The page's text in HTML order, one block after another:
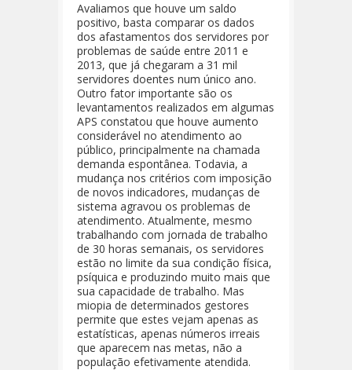
Avaliamos que houve um saldo
positivo, basta comparar os dados
dos afastamentos dos servidores por
problemas de saúde entre 2011 e
2013, que já chegaram a 31 mil
servidores doentes num único ano.
Outro fator importante são os
levantamentos realizados em algumas
APS constatou que houve aumento
considerável no atendimento ao
público, principalmente na chamada
demanda espontânea. Todavia, a
mudança nos critérios com imposição
de novos indicadores, mudanças de
sistema agravou os problemas de
atendimento. Atualmente, mesmo
trabalhando com jornada de trabalho
de 30 horas semanais, os servidores
estão no limite da sua condição física,
psíquica e produzindo muito mais que
sua capacidade de trabalho. Mas
miopia de determinados gestores
permite que estes vejam apenas as
estatísticas, apenas números irreais
que aparecem nas metas, não a
população efetivamente atendida.